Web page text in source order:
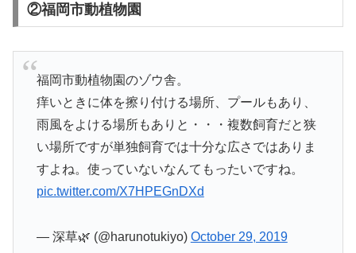
②福岡市動植物園
福岡市動植物園のゾウ舎。
痒いときに体を擦り付ける場所、プールもあり、
雨風をよける場所もありと・・・複数飼育だと狭
い場所ですが単独飼育では十分な広さではありま
すよね。使っていないなんてもったいですね。
pic.twitter.com/X7HPEGnDXd
— 深草🌿 (@harunotukiyo) October 29, 2019